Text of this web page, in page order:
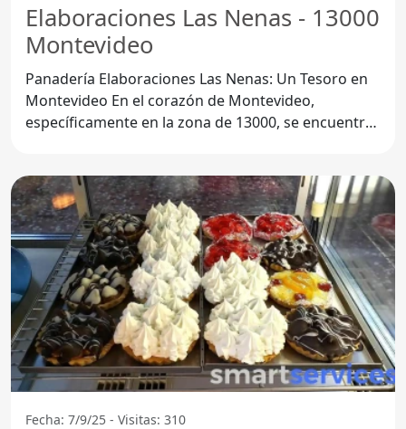
Elaboraciones Las Nenas - 13000
Montevideo
Panadería Elaboraciones Las Nenas: Un Tesoro en
Montevideo En el corazón de Montevideo,
específicamente en la zona de 13000, se encuentra
Fecha: 7/9/25 - Visitas: 310